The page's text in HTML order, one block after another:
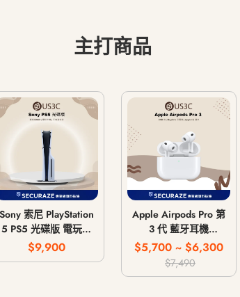
主打商品
Sony 索尼 PlayStation
5 PS5 光碟版 電玩主
機 遊戲主機 CFI-
1018A / CFI-1118A /
$9,900
Apple Airpods Pro 第
3 代 藍牙耳機
MagSafe 無線充電版
USB-C
$5,700 ~ $6,300
$7,490